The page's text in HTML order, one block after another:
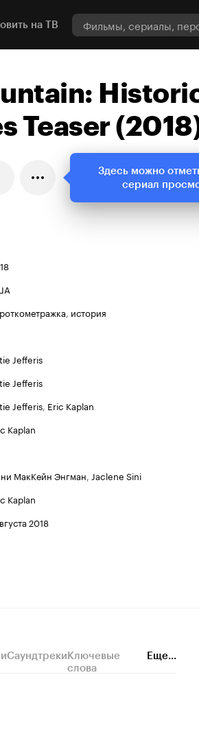
на ТВ
Teaser
, история
Jefferis
Jefferis
Jefferis, Eric Kaplan
Kaplan
МакКейн Энгман, Jaclene Sini
Kaplan
2018
СаундтрекиКлючевые
слова
Еще...
Здесь можно
сериал